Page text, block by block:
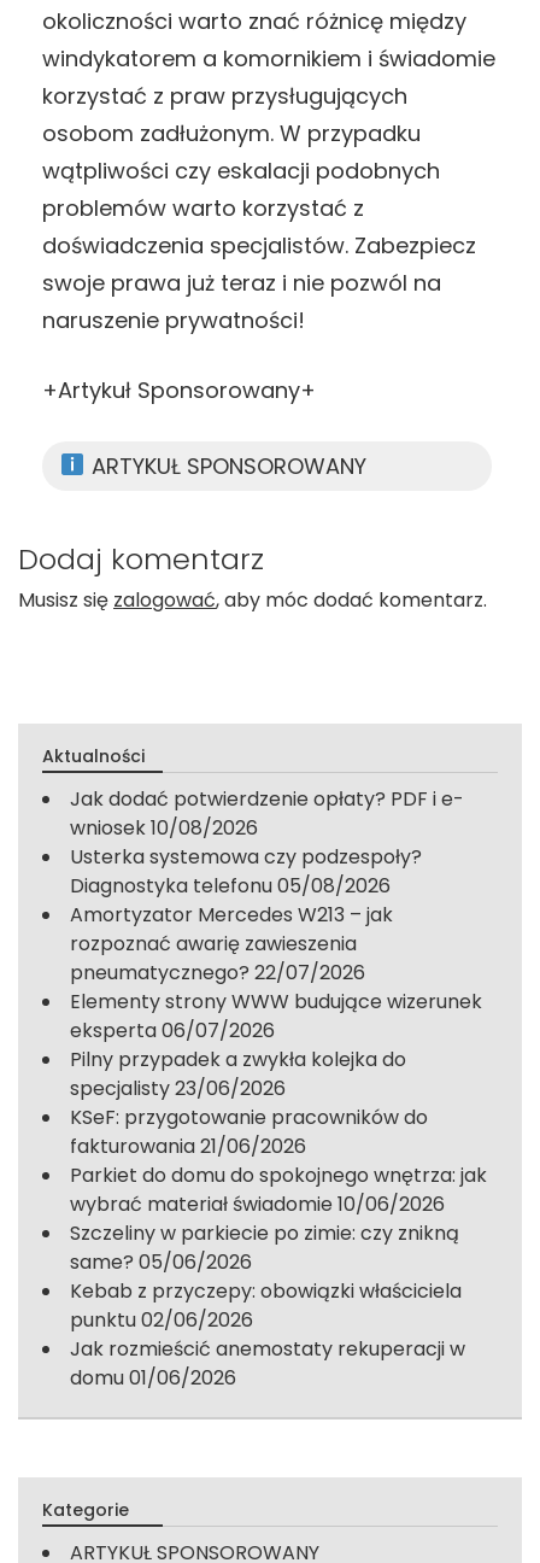
okoliczności warto znać różnicę między
windykatorem a komornikiem i świadomie
korzystać z praw przysługujących
osobom zadłużonym. W przypadku
wątpliwości czy eskalacji podobnych
problemów warto korzystać z
doświadczenia specjalistów. Zabezpiecz
swoje prawa już teraz i nie pozwól na
naruszenie prywatności!
+Artykuł Sponsorowany+
ARTYKUŁ SPONSOROWANY
Dodaj komentarz
Musisz się zalogować, aby móc dodać komentarz.
Aktualności
Jak dodać potwierdzenie opłaty? PDF i e-
wniosek10/08/2026
Usterka systemowa czy podzespoły?
Diagnostyka telefonu05/08/2026
Amortyzator Mercedes W213 – jak
rozpoznać awarię zawieszenia
pneumatycznego? 22/07/2026
Elementy strony WWW budujące wizerunek
eksperta06/07/2026
Pilny przypadek a zwykła kolejka do
specjalisty23/06/2026
KSeF: przygotowanie pracowników do
fakturowania21/06/2026
Parkiet do domu do spokojnego wnętrza: jak
wybrać materiał świadomie 10/06/2026
Szczeliny w parkiecie po zimie: czy znikną
same? 05/06/2026
Kebab z przyczepy: obowiązki właściciela
punktu02/06/2026
Jak rozmieścić anemostaty rekuperacji w
domu01/06/2026
Kategorie
ARTYKUŁ SPONSOROWANY